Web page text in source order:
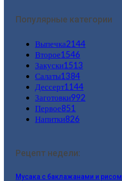
Популярные категории
Выпечка2144
Второе1546
Закуски1513
Салаты1384
Дессерт1144
Заготовки992
Первое851
Напитки826
Рецепт недели:
Мусака с баклажанами и рисом